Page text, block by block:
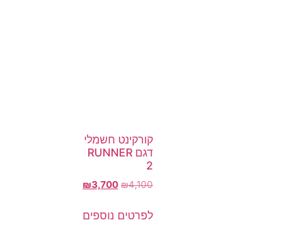
קורקינט חשמלי
דגם RUNNER
2
₪4,100
₪3,700
לפרטים נוספים